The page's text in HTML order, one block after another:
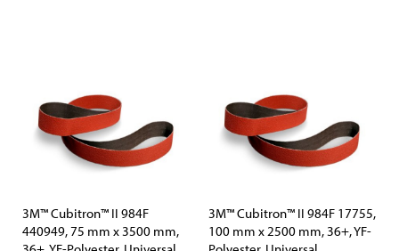
3M™ Cubitron™ II 984F
440949, 75 mm x 3500 mm,
3M™ Cubitron™ II 984F 17755,
100 mm x 2500 mm, 36+, YF-